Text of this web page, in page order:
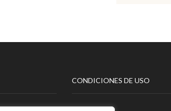
CONDICIONES DE USO